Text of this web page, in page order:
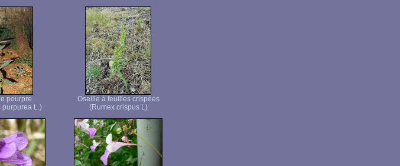
pourpre
purpurea L.)
Oseille à feuilles crispées
(Rumex crispus L)